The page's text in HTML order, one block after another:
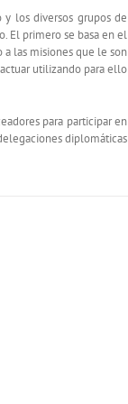
los diversos grupos de
El primero se basa en el
las misiones que le son
utilizando para ello
para participar en
diplomáticas